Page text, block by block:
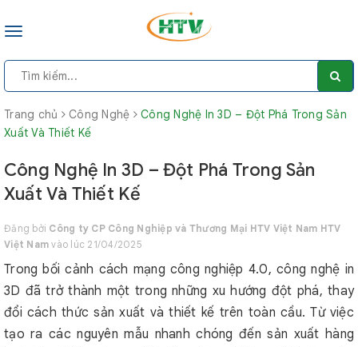
Toggle
Trang chủ Công Nghệ
Công Nghệ In 3D – Đột Phá Trong Sản
Xuất Và Thiết Kế
Công Nghệ In 3D – Đột Phá Trong Sản
Xuất Và Thiết Kế
Đăng bởi Công ty CP Công Nghiệp và Thương Mại HTV Việt Nam HTV
Việt Nam vào lúc 21/04/2025
Trong bối cảnh cách mạng công nghiệp 4.0, công nghệ in
3D đã trở thành một trong những xu hướng đột phá, thay
đổi cách thức sản xuất và thiết kế trên toàn cầu. Từ việc
tạo ra các nguyên mẫu nhanh chóng đến sản xuất hàng